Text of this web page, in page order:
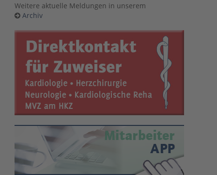
Weitere aktuelle Meldungen in unserem
Archiv